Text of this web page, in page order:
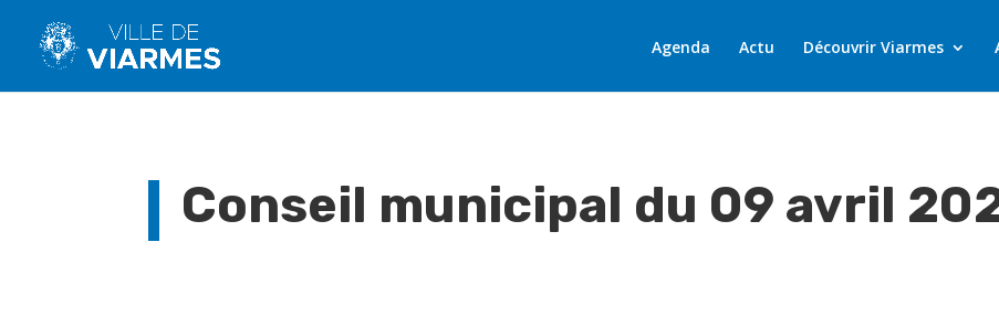
Agenda Actu Découvrir Viarmes
Conseil municipal du 09 avril